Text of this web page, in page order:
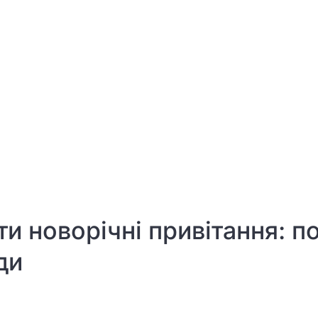
новорічні привітання: